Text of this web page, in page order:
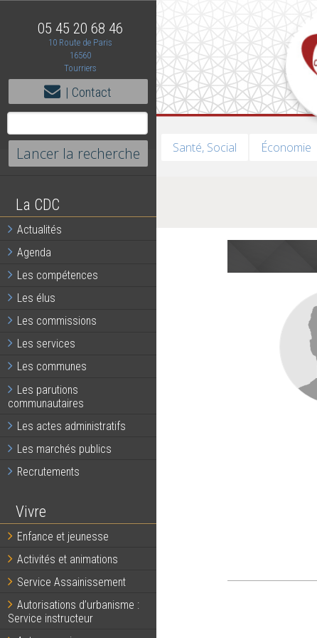
05 45 20 68 46
10 Route de Paris
16560
Tourriers
| Contact
La CDC
Actualités
Agenda
Les compétences
Les élus
Les commissions
Les services
Les communes
Les parutions
communautaires
Les actes administratifs
Les marchés publics
Recrutements
Vivre
Enfance et jeunesse
Activités et animations
Service Assainissement
Autorisations d’urbanisme :
Service instructeur
Santé, Social Économie